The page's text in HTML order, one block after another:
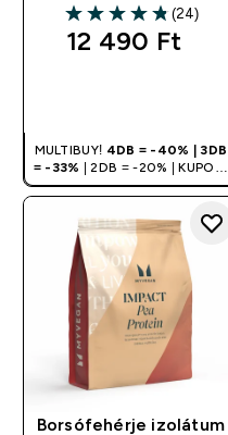
4.83 out of 5 stars
(24)
12 490 Ft‎
MULTIBUY! 4DB = -40% | 3DB
= -33%
| 2DB = -20% | KUPON:
DEALHU
Borsófehérje izolátum